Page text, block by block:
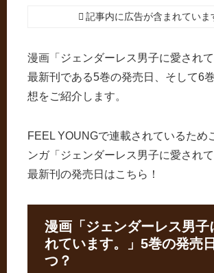
記事内に広告が含まれていま
漫画「ジェンダーレス男子に愛され
最新刊である5巻の発売日、そして6
想をご紹介します。
FEEL YOUNGで連載されているため
ンガ「ジェンダーレス男子に愛され
最新刊の発売日はこちら！
漫画「ジェンダーレス男子
れています。」5巻の発売
つ？